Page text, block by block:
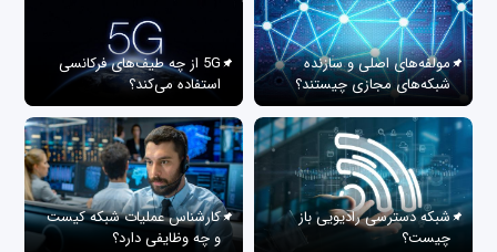
مولفه‌های اصلی و سازنده
شبکه‌های مجازی چیستند؟
5G از چه طیف‌های فرکانسی
استفاده می‌کند؟
شبکه دسترسی رادیویی باز
چیست؟
کارشناس عملیات شبکه کیست
و چه وظایفی دارد؟